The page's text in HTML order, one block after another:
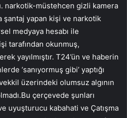
narkotik-müstehcen gizli kamera
şantaj yapan kişi ve narkotik
medyaya hesabı ile
tarafından okunmuş,
yayılmıştır. T24’ün ve haberin
‘sanıyormuş gibi’ yaptığı
üzerindeki olumsuz algının
çerçevede şunları
uyuşturucu kabahati ve Çatışma